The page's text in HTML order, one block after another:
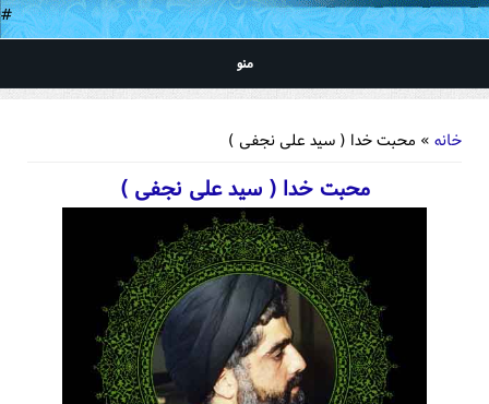
#
منو
خانه » محبت خدا ( سید علی نجفی )
محبت خدا ( سید علی نجفی )